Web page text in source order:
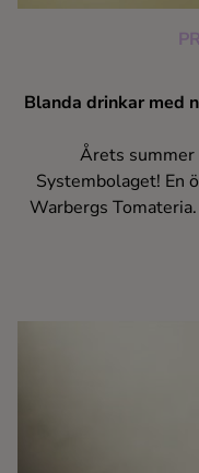
Blanda drinkar med
Årets summer
Systembolaget! En
Warbergs